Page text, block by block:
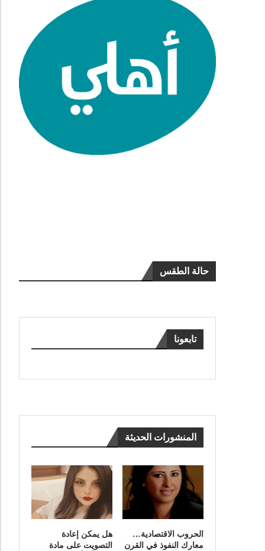
حالة الطقس
تابعونا
المنشورات الحديثة
الحروب الاقتصادية…
معارك النفوذ في القرن
هل يمكن إعادة
التصويت على مادة